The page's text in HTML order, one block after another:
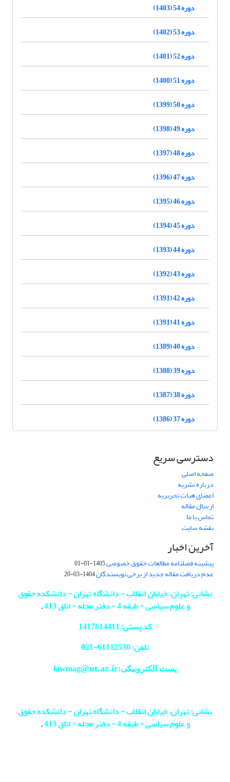
دوره 54 (1403)
دوره 53 (1402)
دوره 52 (1401)
دوره 51 (1400)
دوره 50 (1399)
دوره 49 (1398)
دوره 48 (1397)
دوره 47 (1396)
دوره 46 (1395)
دوره 45 (1394)
دوره 44 (1393)
دوره 43 (1392)
دوره 42 (1391)
دوره 41 (1391)
دوره 40 (1389)
دوره 39 (1388)
دوره 38 (1387)
دوره 37 (1386)
دسترسی سریع
صفحه اصلی
درباره نشریه
اعضای هیات تحریریه
ارسال مقاله
تماس با ما
نقشه سایت
آخرین اخبار
پیشینه فصلنامه مطالعات حقوق خصوصی1405-01-01
عدم دریافت مقاله جدید از برخی نویسندگان1404-03-20
نشانی: تهران، خیابان انقلاب - دانشگاه تهران - دانشکده حقوق
و علوم سیاسی - طبقه 4 - دفتر مجله - اتاق 413
.
کد پستی: 1417614411
تلفن: 61112530-
021
پست الکترونیکی:lawmag@ut.ac.ir
نشانی: تهران، خیابان انقلاب - دانشگاه تهران - دانشکده حقوق
و علوم سیاسی - طبقه 4 - دفتر مجله - اتاق 413
.